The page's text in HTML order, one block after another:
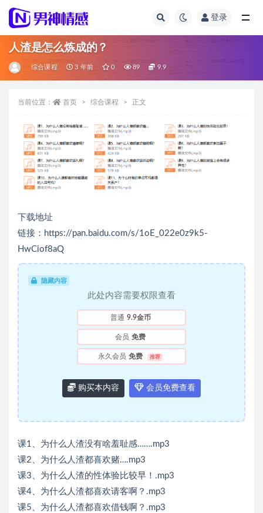
登录
人渣是怎么炼成的？
综合课程 3 年前 0 89 9.9
当前位置： 首页 综合课程 正文
下载地址
链接：https://pan.baidu.com/s/1oE_022e0z9k5-
HwCiof8aQ
隐藏内容
此处内容需要权限查看
普通 9.9金币
会员 免费
永久会员 免费 推荐
购买本内容 会员免费查看
课1、为什么人渣没有啥羞耻感…….mp3
课2、为什么人渣都喜欢赌….mp3
课3、为什么人渣的性体验比较早！.mp3
课4、为什么人渣都喜欢请客啊？.mp3
课5、为什么人渣都喜欢借钱啊？.mp3